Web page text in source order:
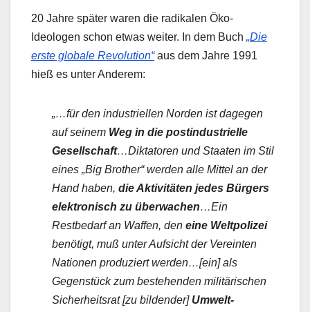
20 Jahre später waren die radikalen Öko-
Ideologen schon etwas weiter. In dem Buch „Die
erste globale Revolution“aus dem Jahre 1991
hieß es unter Anderem:
„…für den industriellen Norden ist dagegen
auf seinem Weg in die postindustrielle
Gesellschaft…Diktatoren und Staaten im Stil
eines „Big Brother“ werden alle Mittel an der
Hand haben, die Aktivitäten jedes Bürgers
elektronisch zu überwachen…Ein
Restbedarf an Waffen, den eine Weltpolizei
benötigt, muß unter Aufsicht der Vereinten
Nationen produziert werden…[ein] als
Gegenstück zum bestehenden militärischen
Sicherheitsrat [zu bildender] Umwelt-